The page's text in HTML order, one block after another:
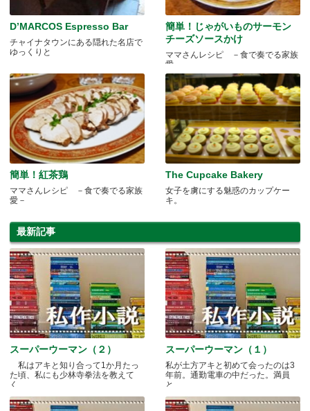
D’MARCOS Espresso Bar
チャイナタウンにある隠れた名店で
ゆっくりと
簡単！じゃがいものサーモン
チーズソースかけ
ママさんレシピ －食で奏でる家族
愛－
簡単！紅茶鶏
ママさんレシピ －食で奏でる家族
愛－
The Cupcake Bakery
女子を虜にする魅惑のカップケー
キ。
最新記事
スーパーウーマン（２）
私はアキと知り合って1か月たっ
た頃、私にも少林寺拳法を教えて
く.....
スーパーウーマン（１）
私が土方アキと初めて会ったのは3
年前。通勤電車の中だった。満員
と.....